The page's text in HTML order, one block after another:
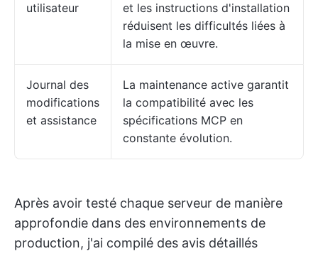
utilisateur
et les instructions d'installation
réduisent les difficultés liées à
la mise en œuvre.
Journal des
modifications
et assistance
La maintenance active garantit
la compatibilité avec les
spécifications MCP en
constante évolution.
Après avoir testé chaque serveur de manière
approfondie dans des environnements de
production, j'ai compilé des avis détaillés